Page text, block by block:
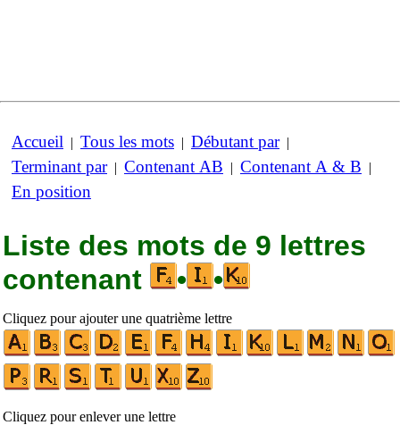
Accueil | Tous les mots | Débutant par|
Terminant par| Contenant AB | Contenant A & B |
En position
Liste des mots de 9 lettres
contenant
• •
Cliquez pour ajouter une quatrième lettre
Cliquez pour enlever une lettre